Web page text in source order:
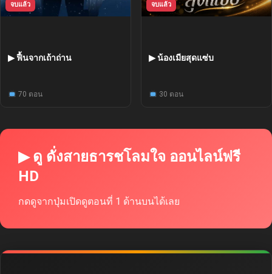
จบแล้ว
▶ ฟื้นจากเถ้าถ่าน
70 ตอน
จบแล้ว
▶ น้องเมียสุดแซ่บ
30 ตอน
▶ ดู ดั่งสายธารชโลมใจ ออนไลน์ฟรี
HD
กดดูจากปุ่มเปิดดูตอนที่ 1 ด้านบนได้เลย